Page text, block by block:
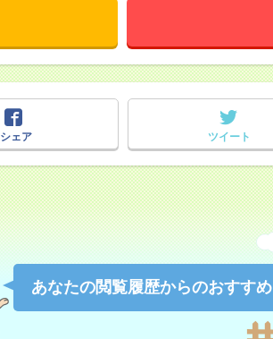
シェア
ツイート
あなたの閲覧履歴からのおすすめ